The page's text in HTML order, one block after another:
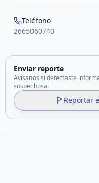
Teléfono
2665060740
Enviar reporte
Avisanos si detectaste
sospechosa.
Reportar